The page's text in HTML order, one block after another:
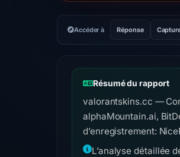
Accéder à Réponse
Résumé du rapport
valorantskins.cc —
alphaMountain.ai,
d’enregistrement:
L’analyse détaillée